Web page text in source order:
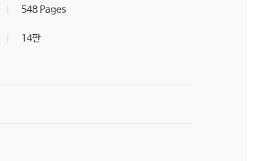
548 Pages
14판